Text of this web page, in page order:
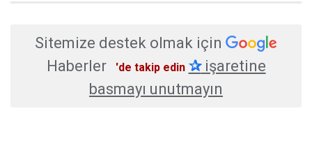
Sitemize destek olmak için
Haberler
'de takip edin ✰işaretine
basmayı unutmayın